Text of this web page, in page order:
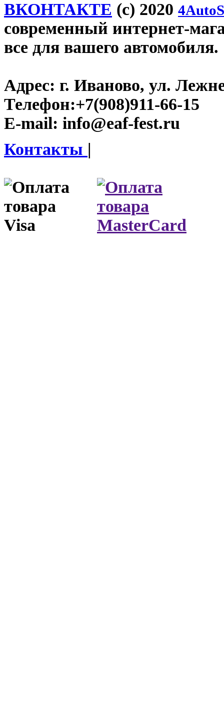
ВКОНТАКТЕ (c) 2020
современный интернет-
все для вашего автомобиля.
Адрес: г. Иваново, ул.
Телефон:+7(908)911-66-15
E-mail: info@eaf-fest.ru
Контакты |